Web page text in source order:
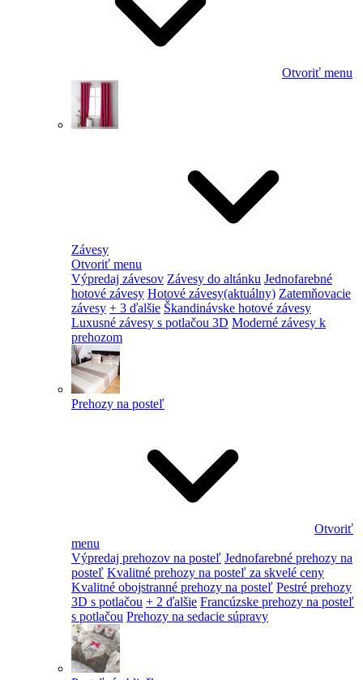
Otvoriť menu
Závesy
Otvoriť menu
Výpredaj závesov Závesy do altánku Jednofarebné
hotové závesy Hotové závesy(aktuálny) Zatemňovacie
závesy + 3 ďalšie Škandinávske hotové závesy
Luxusné závesy s potlačou 3D Moderné závesy k
prehozom
Prehozy na posteľ
Otvoriť
menu
Výpredaj prehozov na posteľ Jednofarebné prehozy na
posteľ Kvalitné prehozy na posteľ za skvelé ceny
Kvalitné obojstranné prehozy na posteľ Pestré prehozy
3D s potlačou + 2 ďalšie Francúzske prehozy na posteľ
s potlačou Prehozy na sedacie súpravy